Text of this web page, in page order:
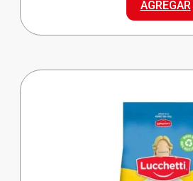
INTEGRAL
cantidad
AGREGAR